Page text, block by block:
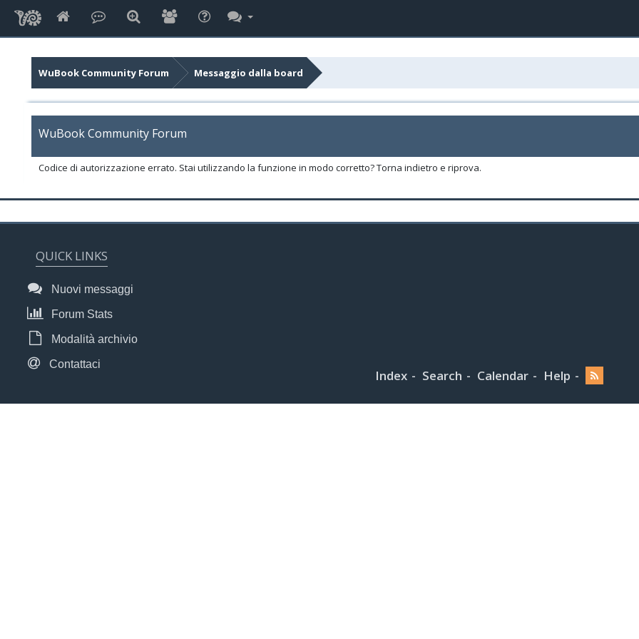
WuBook Community Forum Messaggio dalla board
WuBook Community Forum
Codice di autorizzazione errato. Stai utilizzando la funzione in modo corretto? Torna indietro e riprova.
QUICK LINKS
Nuovi messaggi
Forum Stats
Modalità archivio
Contattaci
Index Search Calendar Help